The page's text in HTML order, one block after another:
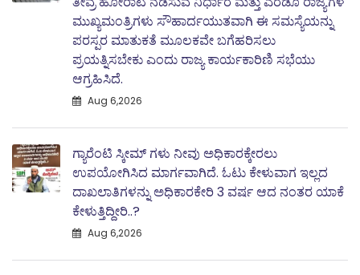
ಮುಖ್ಯಮಂತ್ರಿಗಳು ಸೌಹಾರ್ದಯುತವಾಗಿ ಈ ಸಮಸ್ಯೆಯನ್ನು
ಪರಸ್ಪರ ಮಾತುಕತೆ ಮೂಲಕವೇ ಬಗೆಹರಿಸಲು
ಪ್ರಯತ್ನಿಸಬೇಕು ಎಂದು ರಾಜ್ಯ ಕಾರ್ಯಕಾರಿಣಿ ಸಭೆಯು
ಆಗ್ರಹಿಸಿದೆ.
Aug 6,2026
ಗ್ಯಾರೆಂಟಿ ಸ್ಕೀಮ್ ಗಳು ನೀವು ಅಧಿಕಾರಕ್ಕೇರಲು
ಉಪಯೋಗಿಸಿದ ಮಾರ್ಗವಾಗಿದೆ. ಓಟು ಕೇಳುವಾಗ ಇಲ್ಲದ
ದಾಖಲಾತಿಗಳನ್ನು ಅಧಿಕಾರಕೇರಿ 3 ವರ್ಷ ಆದ ನಂತರ ಯಾಕೆ
ಕೇಳುತ್ತಿದ್ದೀರಿ..?
Aug 6,2026